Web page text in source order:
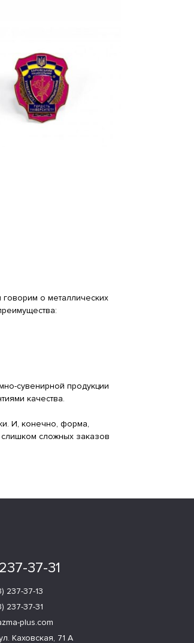
о металлических
сувенирной продукции
качества.
И, конечно, форма,
сложных заказов
37-31
237-37-13
237-37-31
plus.com
Каховская, 71 А